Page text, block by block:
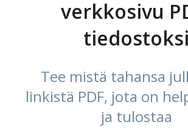
verkkosivu
tiedostoksi
Tee mistä tahansa
linkistä PDF, jota on
ja tulostaa